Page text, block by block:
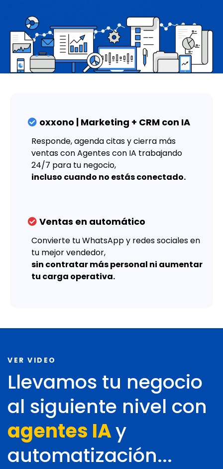
oxxono | Marketing + CRM con IA
Responde, agenda citas y cierra más
ventas con Agentes con IA trabajando
24/7 para tu negocio,
incluso cuando no estás conectado.
Ventas en automático
Convierte tu WhatsApp y redes sociales en
tu mejor vendedor,
sin contratar más personal ni aumentar
tu carga operativa.
VER VIDEO
Llevamos tu negocio
al siguiente nivel con
agentes IAy
automatización...